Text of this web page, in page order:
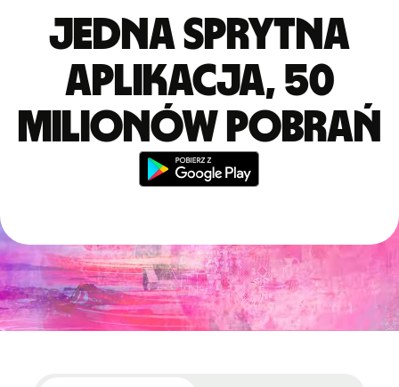
Jedna sprytna
aplikacja, 50
milionów pobrań